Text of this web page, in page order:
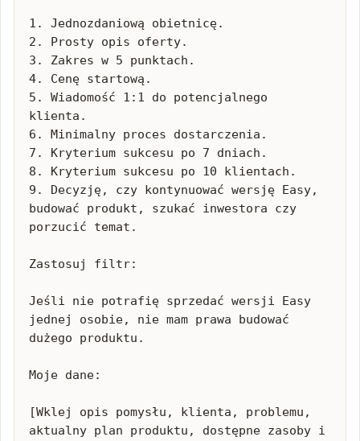
1. Jednozdaniową obietnicę.
2. Prosty opis oferty.
3. Zakres w 5 punktach.
4. Cenę startową.
5. Wiadomość 1:1 do potencjalnego
klienta.
6. Minimalny proces dostarczenia.
7. Kryterium sukcesu po 7 dniach.
8. Kryterium sukcesu po 10 klientach.
9. Decyzję, czy kontynuować wersję Easy,
budować produkt, szukać inwestora czy
porzucić temat.
Zastosuj filtr:
Jeśli nie potrafię sprzedać wersji Easy
jednej osobie, nie mam prawa budować
dużego produktu.
Moje dane:
[Wklej opis pomysłu, klienta, problemu,
aktualny plan produktu, dostępne zasoby i